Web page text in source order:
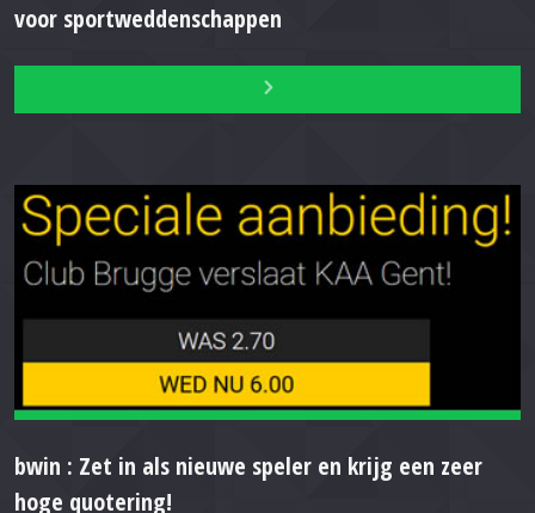
voor sportweddenschappen
bwin : Zet in als nieuwe speler en krijg een zeer
hoge quotering!